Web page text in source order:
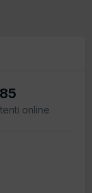
online